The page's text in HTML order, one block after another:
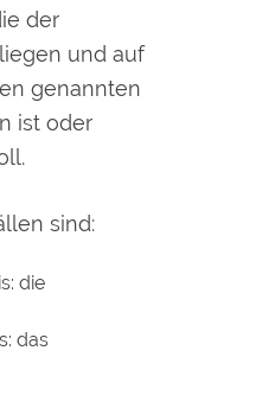
der
und auf
genannten
ist oder
sind:
die
das